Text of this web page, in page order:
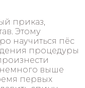
приказ,
Этому
научиться пёс
процедуры
выше
первых